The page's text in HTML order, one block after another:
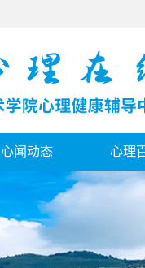
心闻动态 心理